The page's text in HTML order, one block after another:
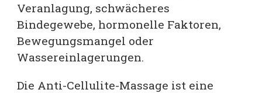
Veranlagung, schwächeres
Bindegewebe, hormonelle Faktoren,
Bewegungsmangel oder
Wassereinlagerungen.
Die Anti-Cellulite-Massage ist eine